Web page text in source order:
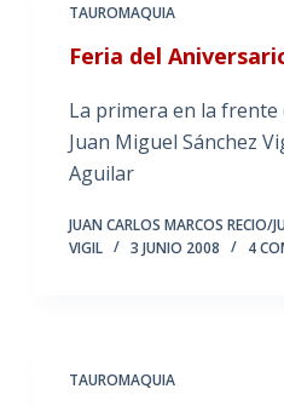
TAUROMAQUIA
Feria del
La primera en la frente
Juan Miguel Sánchez
Aguilar
JUAN CARLOS MARCOS RECIO/
VIGIL
3 JUNIO 2008 4
TAUROMAQUIA